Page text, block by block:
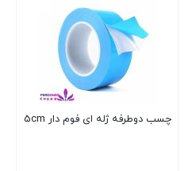
چسب دوطرفه ژله ای فوم دار 5cm